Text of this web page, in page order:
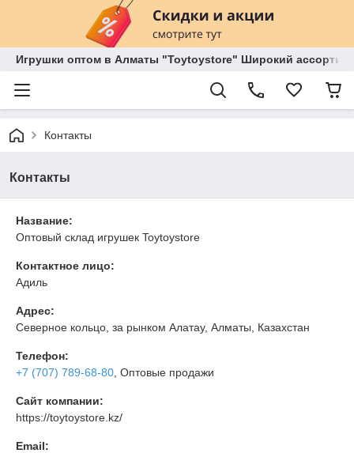
Игрушки оптом в Алматы "Toytoystore" Широкий
Контакты
Контакты
Название:
Оптовый склад игрушек Toytoystore
Контактное лицо:
Адиль
Адрес:
Северное кольцо, за рынком Алатау, Алматы, Казахстан
Телефон:
+7 (707) 789-68-80 , Оптовые продажи
Сайт компании:
https://toytoystore.kz/
Email: